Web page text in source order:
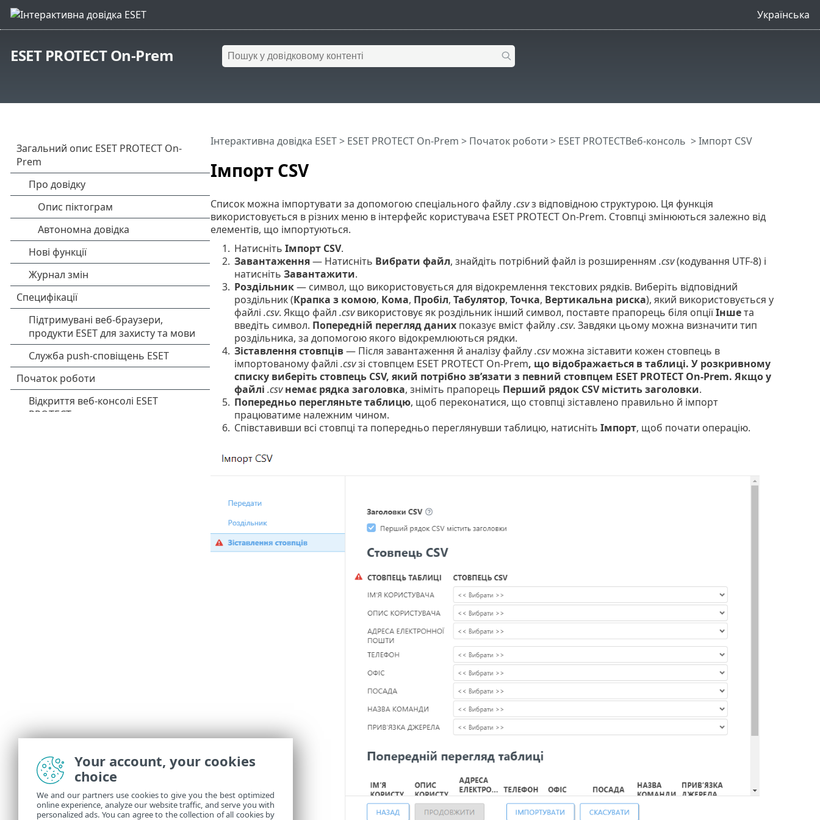
Українська
ESET PROTECT On-Prem
Імпорт CSV
Інтерактивна довідка ESET> ESET PROTECT On-Prem > Початок роботи > ESET PROTECTВеб-консоль > Імпорт CSV
Список можна імпортувати за допомогою спеціального файлу.csvз відповідною структурою. Ця функція
використовується в різних меню в інтерфейс користувача ESET PROTECT On-Prem. Стовпці змінюються залежно від
елементів, що імпортуються.
1. Натисніть Імпорт CSV.
2. Завантаження— Натисніть Вибрати файл, знайдіть потрібний файл із розширенням .csv(кодування UTF-8) і
натисніть Завантажити.
3. Роздільник— символ, що використовується для відокремлення текстових рядків. Виберіть відповідний
роздільник (Крапка з комою, Кома, Пробіл, Табулятор, Точка, Вертикальна риска), який використовується у
файлі .csv. Якщо файл .csvвикористовує як роздільник інший символ, поставте прапорець біля опціїІншета
введіть символ. Попередній перегляд данихпоказує вміст файлу.csv. Завдяки цьому можна визначити тип
роздільника, за допомогою якого відокремлюються рядки.
4. Зіставлення стовпців— Після завантаження й аналізу файлу.csvможна зіставити кожен стовпець в
імпортованому файлі .csvзі стовпцем ESET PROTECT On-Prem, що відображається в таблиці. У розкривному
списку виберіть стовпець CSV, який потрібно зв’язати з певний стовпцем ESET PROTECT On-Prem. Якщо у
файлі .csv немає рядка заголовка, зніміть прапорець Перший рядок CSV містить заголовки.
5. Попередньо перегляньте таблицю, щоб переконатися, що стовпці зіставлено правильно й імпорт
працюватиме належним чином.
6. Співставивши всі стовпці та попередньо переглянувши таблицю, натисніть Імпорт, щоб почати операцію.
Your account, your cookies
choice
We and our partners use cookies to give you the best optimized
online experience, analyze our website traffic, and serve you with
personalized ads. You can agree to the collection of all cookies by